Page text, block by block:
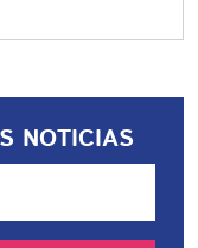
NOTICIAS